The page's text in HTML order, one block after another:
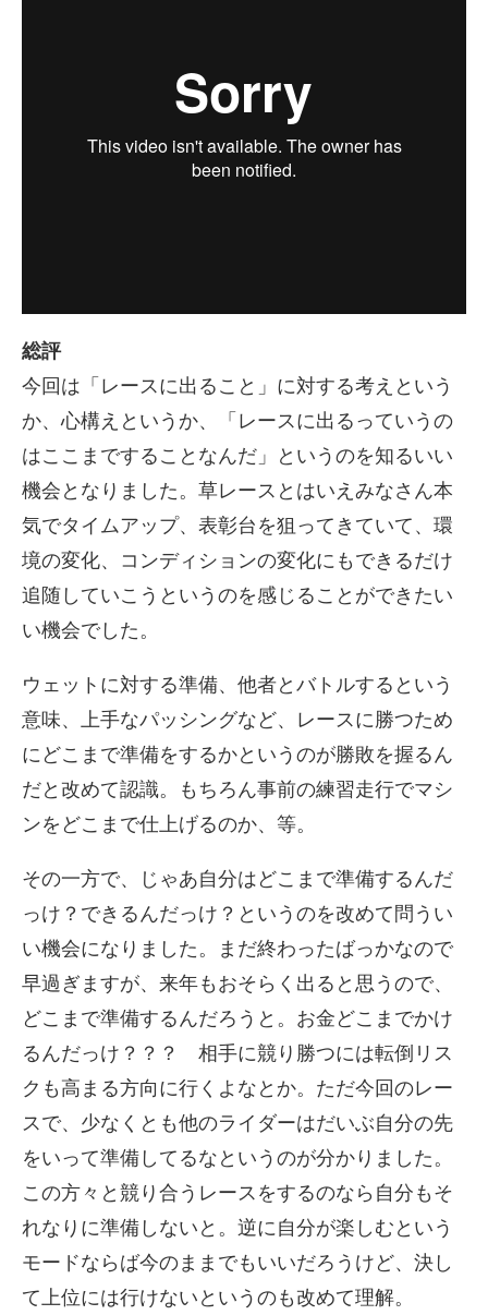
総評
今回は「レースに出ること」に対する考えという
か、心構えというか、「レースに出るっていうの
はここまですることなんだ」というのを知るいい
機会となりました。草レースとはいえみなさん本
気でタイムアップ、表彰台を狙ってきていて、環
境の変化、コンディションの変化にもできるだけ
追随していこうというのを感じることができたい
い機会でした。
ウェットに対する準備、他者とバトルするという
意味、上手なパッシングなど、レースに勝つため
にどこまで準備をするかというのが勝敗を握るん
だと改めて認識。もちろん事前の練習走行でマシ
ンをどこまで仕上げるのか、等。
その一方で、じゃあ自分はどこまで準備するんだ
っけ？できるんだっけ？というのを改めて問うい
い機会になりました。まだ終わったばっかなので
早過ぎますが、来年もおそらく出ると思うので、
どこまで準備するんだろうと。お金どこまでかけ
るんだっけ？？？ 相手に競り勝つには転倒リス
クも高まる方向に行くよなとか。ただ今回のレー
スで、少なくとも他のライダーはだいぶ自分の先
をいって準備してるなというのが分かりました。
この方々と競り合うレースをするのなら自分もそ
れなりに準備しないと。逆に自分が楽しむという
モードならば今のままでもいいだろうけど、決し
て上位には行けないというのも改めて理解。